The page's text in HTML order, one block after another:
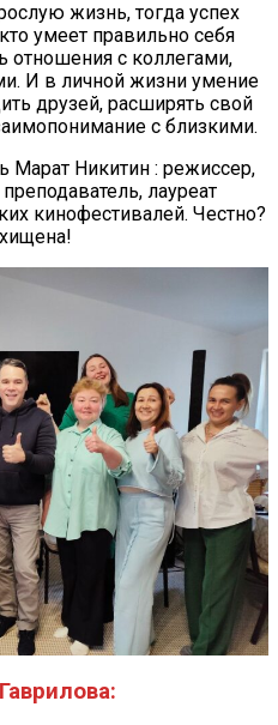
жизнь, тогда успех
умеет правильно себя
отношения с коллегами,
И в личной жизни умение
друзей, расширять свой
с близкими.
Марат Никитин : режиссер,
лауреат
кинофестивалей. Честно?